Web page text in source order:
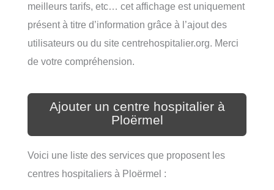
meilleurs tarifs, etc… cet affichage est uniquement
présent à titre d’information grâce à l’ajout des
utilisateurs ou du site centrehospitalier.org. Merci
de votre compréhension.
Ajouter un centre hospitalier à
Ploërmel
Voici une liste des services que proposent les
centres hospitaliers à Ploërmel :